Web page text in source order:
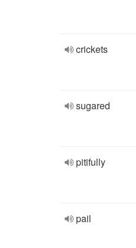
crickets
sugared
pitifully
pail